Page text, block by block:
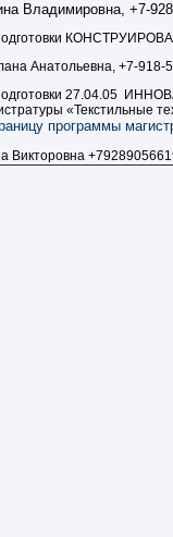
Владимировна, +7-
подготовки
Анатольевна, +7-
27.04.05
«Текстильные
программы
Викторовна